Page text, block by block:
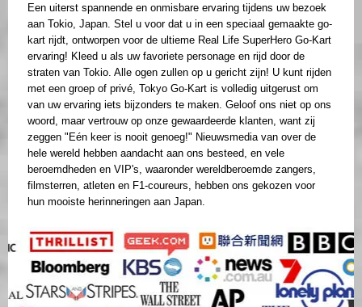
Een uiterst spannende en onmisbare ervaring tijdens uw bezoek
aan Tokio, Japan. Stel u voor dat u in een speciaal gemaakte go-
kart rijdt, ontworpen voor de ultieme Real Life SuperHero Go-Kart
ervaring! Kleed u als uw favoriete personage en rijd door de
straten van Tokio. Alle ogen zullen op u gericht zijn! U kunt rijden
met een groep of privé, Tokyo Go-Kart is volledig uitgerust om
van uw ervaring iets bijzonders te maken. Geloof ons niet op ons
woord, maar vertrouw op onze gewaardeerde klanten, want zij
zeggen "Eén keer is nooit genoeg!" Nieuwsmedia van over de
hele wereld hebben aandacht aan ons besteed, en vele
beroemdheden en VIP's, waaronder wereldberoemde zangers,
filmsterren, atleten en F1-coureurs, hebben ons gekozen voor
hun mooiste herinneringen aan Japan.